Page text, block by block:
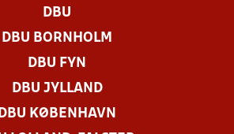
DBU
DBU BORNHOLM
DBU FYN
DBU JYLLAND
DBU KØBENHAVN